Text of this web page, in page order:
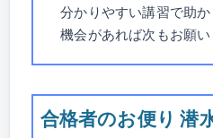
分かりやすい講習で助か
機会があれば次もお願い
合格者のお便り 潜